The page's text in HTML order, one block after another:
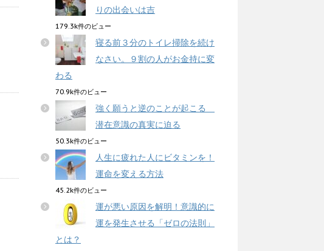
りの出会いは吉
179.3k件のビュー
寝る前３分のトイレ掃除を続け
なさい。９割の人がお金持に変
わる
70.9k件のビュー
強く願うと逆のことが起こる
潜在意識の真実に迫る
50.3k件のビュー
人生に疲れた人にビタミンを！
運命を変える方法
45.2k件のビュー
運が悪い原因を解明！意識的に
運を発生させる「ゼロの法則」
とは？